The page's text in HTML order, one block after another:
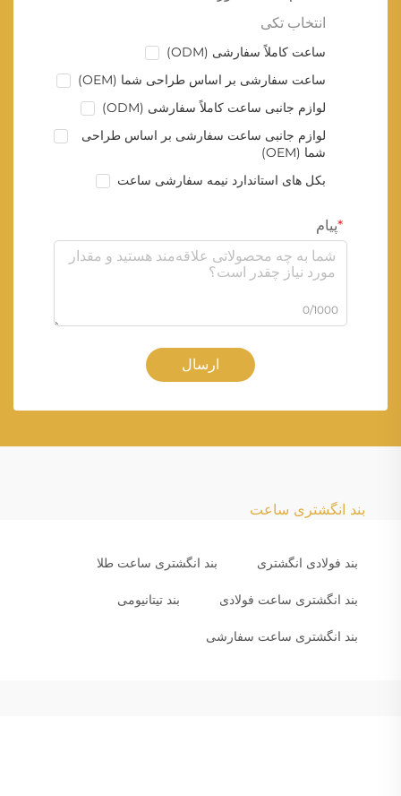
انتخاب تکی
ساعت کاملاً سفارشی (ODM)
ساعت سفارشی بر اساس طراحی شما (OEM)
لوازم جانبی ساعت کاملاً سفارشی (ODM)
لوازم جانبی ساعت سفارشی بر اساس طراحی
شما (OEM)
بکل های استاندارد نیمه سفارشی ساعت
پیام
0/1000
ارسال
بند انگشتری ساعت
بند فولادی انگشتری بند انگشتری ساعت طلا
بند انگشتری ساعت فولادی بند تیتانیومی
بند انگشتری ساعت سفارشی